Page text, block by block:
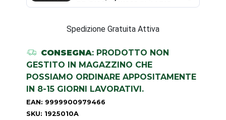
Spedizione Gratuita Attiva
CONSEGNA: PRODOTTO NON
GESTITO IN MAGAZZINO CHE
POSSIAMO ORDINARE APPOSITAMENTE
IN 8-15 GIORNI LAVORATIVI.
EAN: 9999900979466
SKU: 1925010A